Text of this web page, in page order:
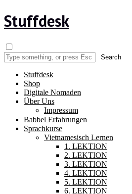
Stuffdesk
Stuffdesk
Shop
Digitale Nomaden
Über Uns
Impressum
Babbel Erfahrungen
Sprachkurse
Vietnamesisch Lernen
1. LEKTION
2. LEKTION
3. LEKTION
4. LEKTION
5. LEKTION
6. LEKTION